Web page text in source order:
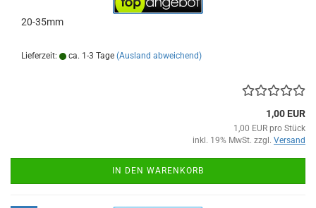
20-35mm
Lieferzeit: ca. 1-3 Tage (Ausland abweichend)
1,00 EUR
1,00 EUR pro Stück
inkl. 19% MwSt. zzgl. Versand
IN DEN WARENKORB